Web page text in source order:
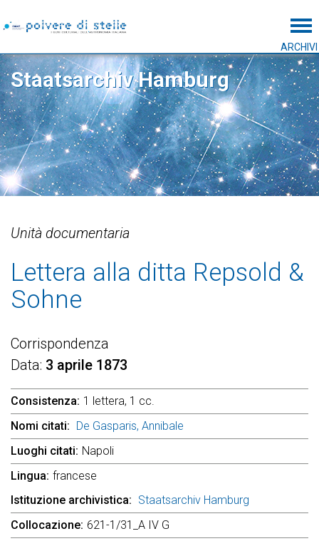
ARCHIVI
Staatsarchiv Hamburg
Unità documentaria
Lettera alla ditta Repsold &
Sohne
Corrispondenza
Data 3 aprile 1873
Consistenza 1 lettera, 1 cc.
Nomi citati
De Gasparis, Annibale
Luoghi citati Napoli
Lingua francese
Istituzione archivistica
Staatsarchiv Hamburg
Collocazione 621-1/31_A IV G